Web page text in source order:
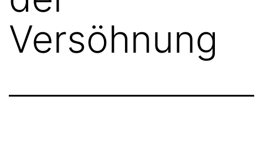
Versöhnung